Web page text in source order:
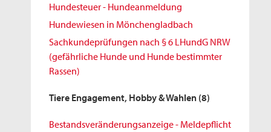
Hundesteuer - Hundeanmeldung
Hundewiesen in Mönchengladbach
Sachkundeprüfungen nach § 6 LHundG NRW
(gefährliche Hunde und Hunde bestimmter
Rassen)
Tiere Engagement, Hobby & Wahlen (8)
Bestandsveränderungsanzeige - Meldepflicht